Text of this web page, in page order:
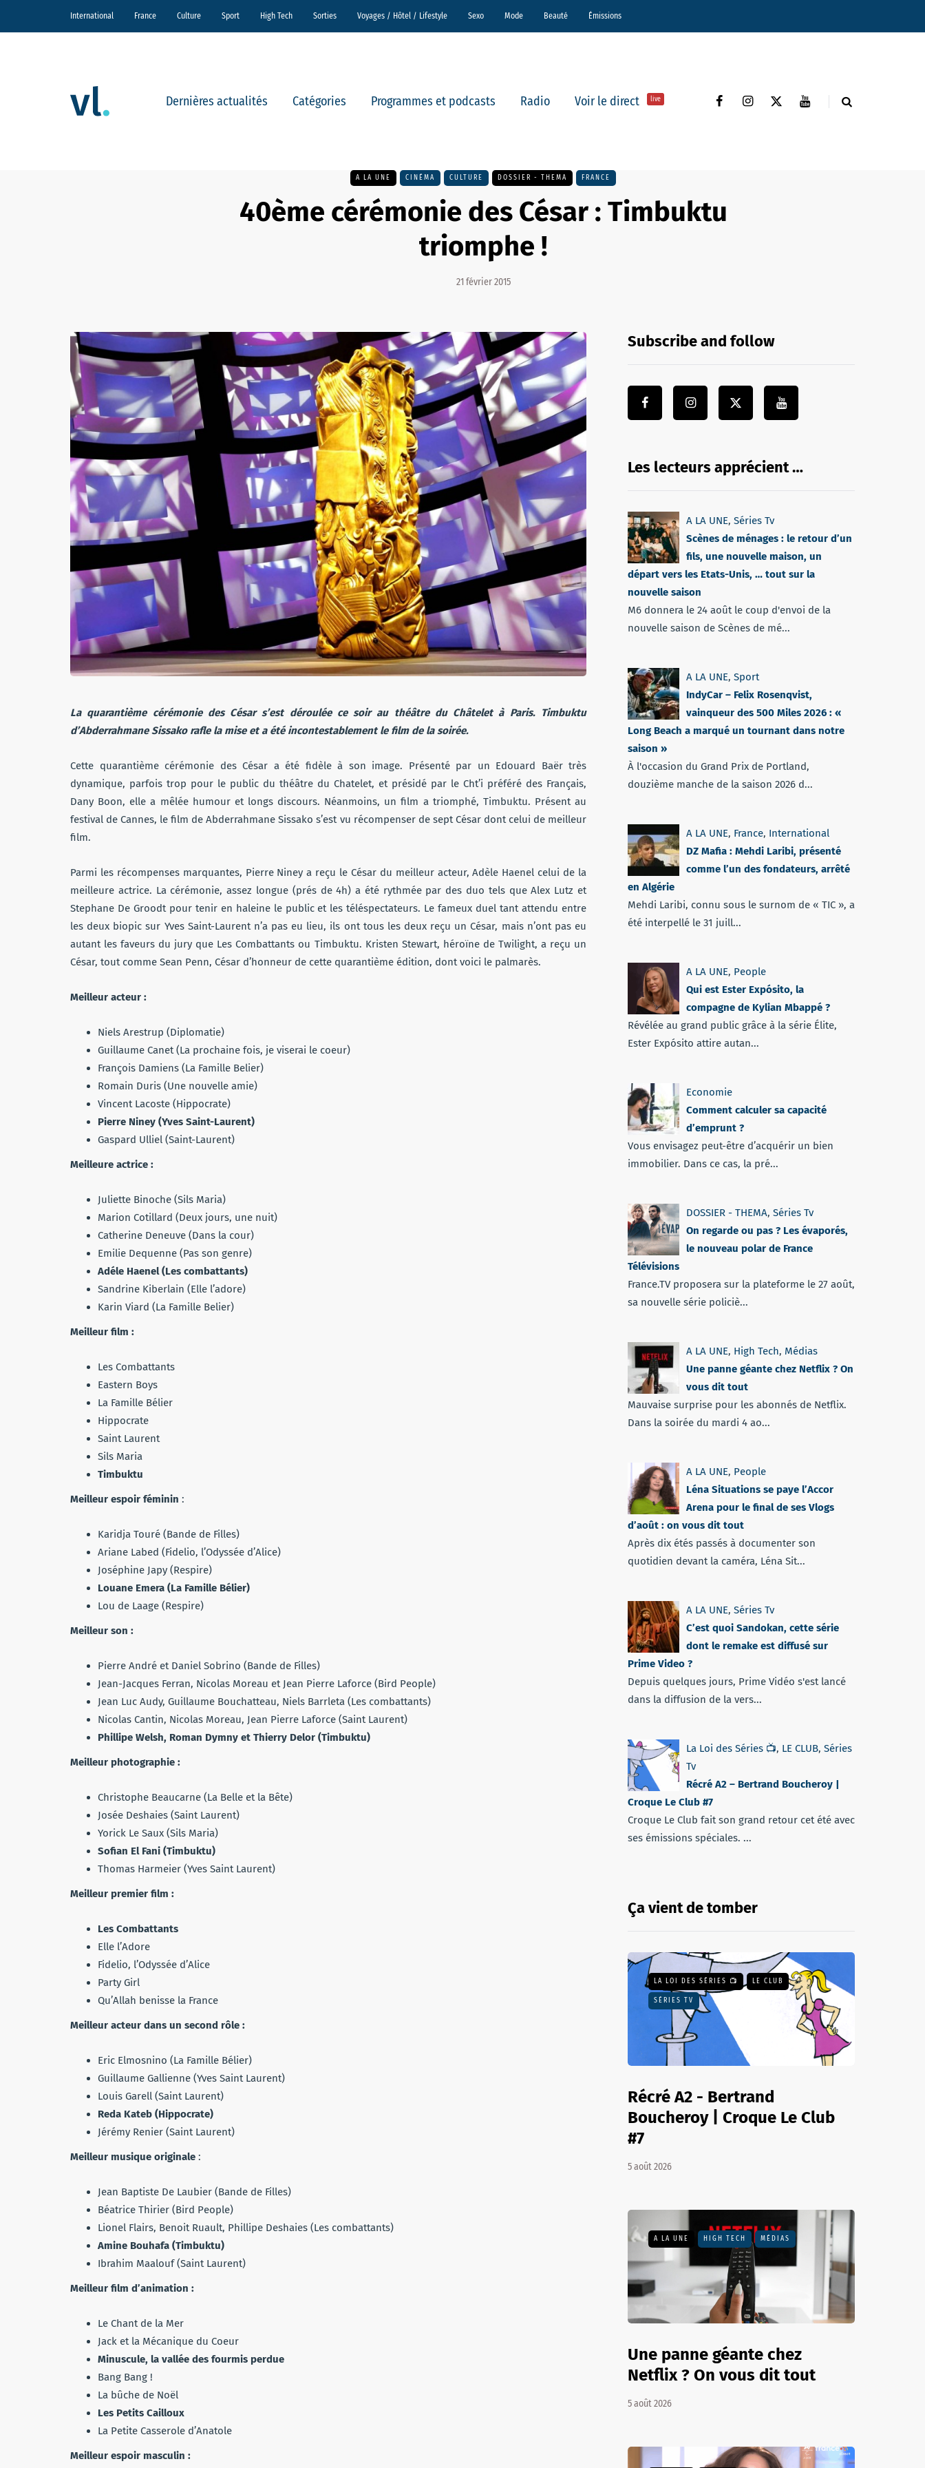
International France Culture Sport High Tech Sorties Voyages / Hôtel / Lifestyle Sexo Mode Beauté Émissions
Dernières actualités Catégories Programmes et podcasts Radio Voir le direct live
A LA UNE CINÉMA CULTURE DOSSIER - THEMA FRANCE
40ème cérémonie des César : Timbuktu
triomphe !
21 février 2015
La quarantième cérémonie des César s’est déroulée ce soir au théâtre du Châtelet à Paris. Timbuktu
d’Abderrahmane Sissako rafle la mise et a été incontestablement le film de la soirée.
Cette quarantième cérémonie des César a été fidèle à son image. Présenté par un Edouard Baër très
dynamique, parfois trop pour le public du théâtre du Chatelet, et présidé par le Cht’i préféré des Français,
Dany Boon, elle a mêlée humour et longs discours. Néanmoins, un film a triomphé, Timbuktu. Présent au
festival de Cannes, le film de Abderrahmane Sissako s’est vu récompenser de sept César dont celui de meilleur
film.
Parmi les récompenses marquantes, Pierre Niney a reçu le César du meilleur acteur, Adèle Haenel celui de la
meilleure actrice. La cérémonie, assez longue (prés de 4h) a été rythmée par des duo tels que Alex Lutz et
Stephane De Groodt pour tenir en haleine le public et les téléspectateurs. Le fameux duel tant attendu entre
les deux biopic sur Yves Saint-Laurent n’a pas eu lieu, ils ont tous les deux reçu un César, mais n’ont pas eu
autant les faveurs du jury que Les Combattants ou Timbuktu. Kristen Stewart, héroïne de Twilight, a reçu un
César, tout comme Sean Penn, César d’honneur de cette quarantième édition, dont voici le palmarès.
Meilleur acteur :
Niels Arestrup (Diplomatie)
Guillaume Canet (La prochaine fois, je viserai le coeur)
François Damiens (La Famille Belier)
Romain Duris (Une nouvelle amie)
Vincent Lacoste (Hippocrate)
Pierre Niney (Yves Saint-Laurent)
Gaspard Ulliel (Saint-Laurent)
Meilleure actrice :
Juliette Binoche (Sils Maria)
Marion Cotillard (Deux jours, une nuit)
Catherine Deneuve (Dans la cour)
Emilie Dequenne (Pas son genre)
Adéle Haenel (Les combattants)
Sandrine Kiberlain (Elle l’adore)
Karin Viard (La Famille Belier)
Meilleur film :
Les Combattants
Eastern Boys
La Famille Bélier
Hippocrate
Saint Laurent
Sils Maria
Timbuktu
Meilleur espoir féminin :
Karidja Touré (Bande de Filles)
Ariane Labed (Fidelio, l’Odyssée d’Alice)
Joséphine Japy (Respire)
Louane Emera (La Famille Bélier)
Lou de Laage (Respire)
Meilleur son :
Pierre André et Daniel Sobrino (Bande de Filles)
Jean-Jacques Ferran, Nicolas Moreau et Jean Pierre Laforce (Bird People)
Jean Luc Audy, Guillaume Bouchatteau, Niels Barrleta (Les combattants)
Nicolas Cantin, Nicolas Moreau, Jean Pierre Laforce (Saint Laurent)
Phillipe Welsh, Roman Dymny et Thierry Delor (Timbuktu)
Meilleur photographie :
Christophe Beaucarne (La Belle et la Bête)
Josée Deshaies (Saint Laurent)
Yorick Le Saux (Sils Maria)
Sofian El Fani (Timbuktu)
Thomas Harmeier (Yves Saint Laurent)
Meilleur premier film :
Les Combattants
Elle l’Adore
Fidelio, l’Odyssée d’Alice
Party Girl
Qu’Allah benisse la France
Meilleur acteur dans un second rôle :
Eric Elmosnino (La Famille Bélier)
Guillaume Gallienne (Yves Saint Laurent)
Louis Garell (Saint Laurent)
Reda Kateb (Hippocrate)
Jérémy Renier (Saint Laurent)
Meilleur musique originale :
Jean Baptiste De Laubier (Bande de Filles)
Béatrice Thirier (Bird People)
Lionel Flairs, Benoit Ruault, Phillipe Deshaies (Les combattants)
Amine Bouhafa (Timbuktu)
Ibrahim Maalouf (Saint Laurent)
Meilleur film d’animation :
Le Chant de la Mer
Jack et la Mécanique du Coeur
Minuscule, la vallée des fourmis perdue
Bang Bang !
La bûche de Noël
Les Petits Cailloux
La Petite Casserole d’Anatole
Meilleur espoir masculin :
Subscribe and follow
Les lecteurs apprécient …
A LA UNE, Séries Tv
Scènes de ménages : le retour d’un
fils, une nouvelle maison, un
départ vers les Etats-Unis, … tout sur la
nouvelle saison
M6 donnera le 24 août le coup d'envoi de la
nouvelle saison de Scènes de mé...
A LA UNE, Sport
IndyCar – Felix Rosenqvist,
vainqueur des 500 Miles 2026 : «
Long Beach a marqué un tournant dans notre
saison »
À l'occasion du Grand Prix de Portland,
douzième manche de la saison 2026 d...
A LA UNE, France, International
DZ Mafia : Mehdi Laribi, présenté
comme l’un des fondateurs, arrêté
en Algérie
Mehdi Laribi, connu sous le surnom de « TIC », a
été interpellé le 31 juill...
A LA UNE, People
Qui est Ester Expósito, la
compagne de Kylian Mbappé ?
Révélée au grand public grâce à la série Élite,
Ester Expósito attire autan...
Economie
Comment calculer sa capacité
d’emprunt ?
Vous envisagez peut-être d’acquérir un bien
immobilier. Dans ce cas, la pré...
DOSSIER - THEMA, Séries Tv
On regarde ou pas ? Les évaporés,
le nouveau polar de France
Télévisions
France.TV proposera sur la plateforme le 27 août,
sa nouvelle série policiè...
A LA UNE, High Tech, Médias
Une panne géante chez Netflix ? On
vous dit tout
Mauvaise surprise pour les abonnés de Netflix.
Dans la soirée du mardi 4 ao...
A LA UNE, People
Léna Situations se paye l’Accor
Arena pour le final de ses Vlogs
d’août : on vous dit tout
Après dix étés passés à documenter son
quotidien devant la caméra, Léna Sit...
A LA UNE, Séries Tv
C’est quoi Sandokan, cette série
dont le remake est diffusé sur
Prime Video ?
Depuis quelques jours, Prime Vidéo s'est lancé
dans la diffusion de la vers...
La Loi des Séries 📺, LE CLUB, Séries
Tv
Récré A2 – Bertrand Boucheroy |
Croque Le Club #7
Croque Le Club fait son grand retour cet été avec
ses émissions spéciales. ...
Ça vient de tomber
LA LOI DES SÉRIES 📺 LE CLUB
SÉRIES TV
Récré A2 - Bertrand
Boucheroy | Croque Le Club
#7
5 août 2026
A LA UNE HIGH TECH MÉDIAS
Une panne géante chez
Netflix ? On vous dit tout
5 août 2026